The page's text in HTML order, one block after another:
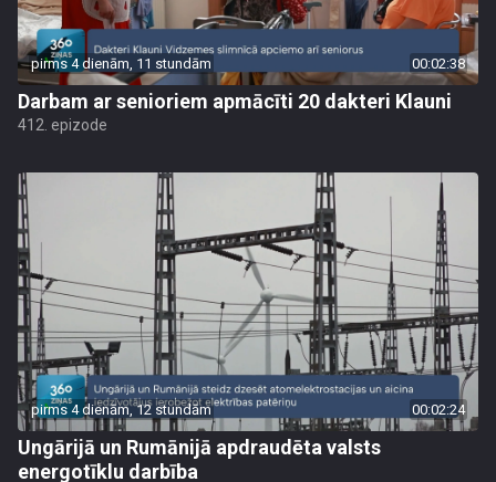
pirms 4 dienām, 11 stundām 00:02:38
Darbam ar senioriem apmācīti 20 dakteri Klauni
412. epizode
pirms 4 dienām, 12 stundām 00:02:24
Ungārijā un Rumānijā apdraudēta valsts
energotīklu darbība